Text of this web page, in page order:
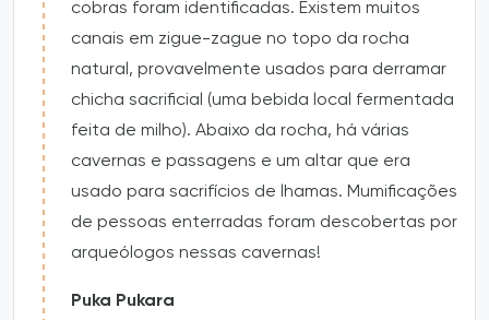
cobras foram identificadas. Existem muitos
canais em zigue-zague no topo da rocha
natural, provavelmente usados para derramar
chicha sacrificial (uma bebida local fermentada
feita de milho). Abaixo da rocha, há várias
cavernas e passagens e um altar que era
usado para sacrifícios de lhamas. Mumificações
de pessoas enterradas foram descobertas por
arqueólogos nessas cavernas!
Puka Pukara